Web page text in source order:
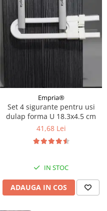
Empria®
Set 4 sigurante pentru usi
dulap forma U 18.3x4.5 cm
41,68 Lei
IN STOC
ADAUGA IN COS